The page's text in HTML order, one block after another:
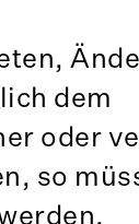
dem
oder
so